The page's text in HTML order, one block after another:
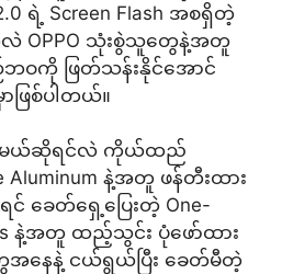
ရဲ့ Screen Flash အစရှိတဲ့
OPPO သုံးစွဲသူတွေနဲ့အတူ
ဘဝကို ဖြတ်သန်းနိုင်အောင်
ဖြစ်ပါတယ်။
ည့်မယ်ဆိုရင်လဲ ကိုယ်ထည်
Aluminum နဲ့အတူ ဖန်တီးထား
ခေတ်ရှေ့ပြေးတဲ့ One-
နဲ့အတူ ထည့်သွင်း ပုံဖော်ထား
အနေနဲ့ ငယ်ရွယ်ပြီး ခေတ်မီတဲ့